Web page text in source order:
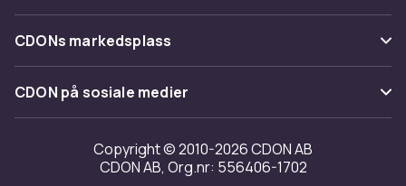
Tilbakekallinger
Varemerker
Om oss
Kundeanmeldelser
Jobbe på CDON
Investor relations
Tilgjengelighet
CDONs markedsplass
Merchant Help Center
CDON på sosiale medier
Copyright © 2010-2026 CDON AB
CDON AB, Org.nr: 556406-1702